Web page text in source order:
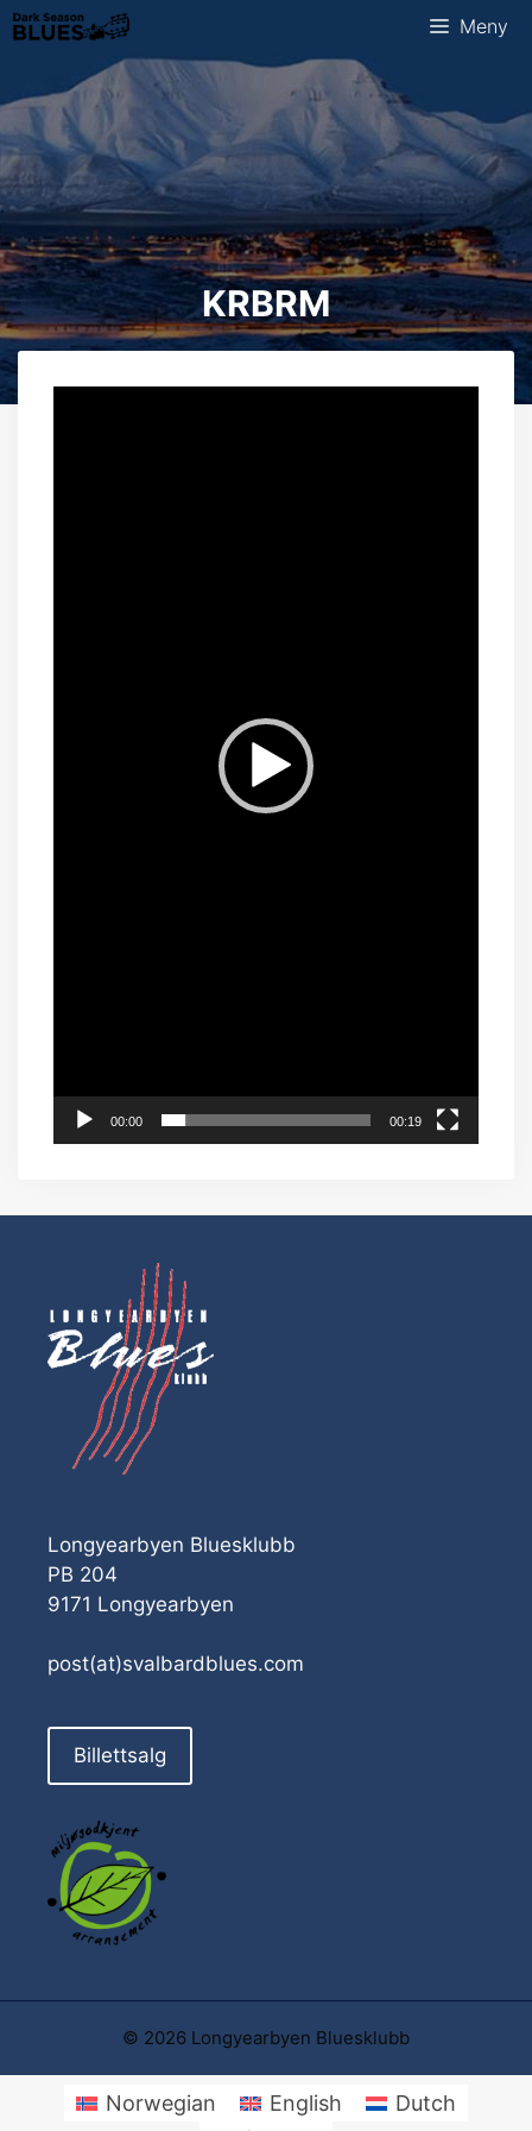
Hopp
til
Meny
KRBRM
00:00 00:19
Longyearbyen Bluesklubb
PB 204
9171 Longyearbyen
post(at)svalbardblues.com
Billettsalg
© 2026 Longyearbyen Bluesklubb
Norwegian English
Dutch